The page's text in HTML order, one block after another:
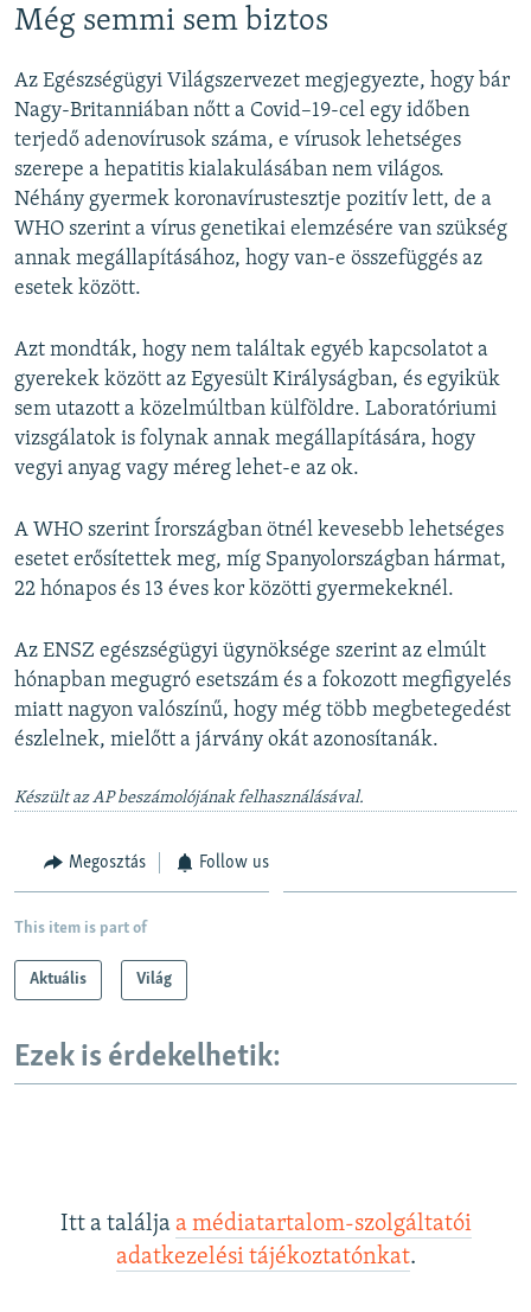
Még semmi sem biztos
Az Egészségügyi Világszervezet megjegyezte, hogy bár
Nagy-Britanniában nőtt a Covid–19-cel egy időben
terjedő adenovírusok száma, e vírusok lehetséges
szerepe a hepatitis kialakulásában nem világos.
Néhány gyermek koronavírustesztje pozitív lett, de a
WHO szerint a vírus genetikai elemzésére van szükség
annak megállapításához, hogy van-e összefüggés az
esetek között.
Azt mondták, hogy nem találtak egyéb kapcsolatot a
gyerekek között az Egyesült Királyságban, és egyikük
sem utazott a közelmúltban külföldre. Laboratóriumi
vizsgálatok is folynak annak megállapítására, hogy
vegyi anyag vagy méreg lehet-e az ok.
A WHO szerint Írországban ötnél kevesebb lehetséges
esetet erősítettek meg, míg Spanyolországban hármat,
22 hónapos és 13 éves kor közötti gyermekeknél.
Az ENSZ egészségügyi ügynöksége szerint az elmúlt
hónapban megugró esetszám és a fokozott megfigyelés
miatt nagyon valószínű, hogy még több megbetegedést
észlelnek, mielőtt a járvány okát azonosítanák.
Készült az AP beszámolójának felhasználásával.
Megosztás Follow us
This item is part of
Aktuális Világ
Ezek is érdekelhetik:
Itt a találja a médiatartalom-szolgáltatói
adatkezelési tájékoztatónkat.